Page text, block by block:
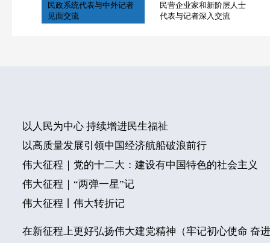
民政系统代表与中外记者
见面交流
民营企业家和新阶层人士
代表与记者深入交流
以人民为中心 持续增进民生福祉
以高质量发展引领中国经济航船破浪前行
伟大征程｜党的十二大：建设有中国特色的社会主义
伟大征程｜“两弹一星”记
伟大征程丨伟大转折记
在新征程上更好弘扬伟大建党精神（牢记初心使命 奋